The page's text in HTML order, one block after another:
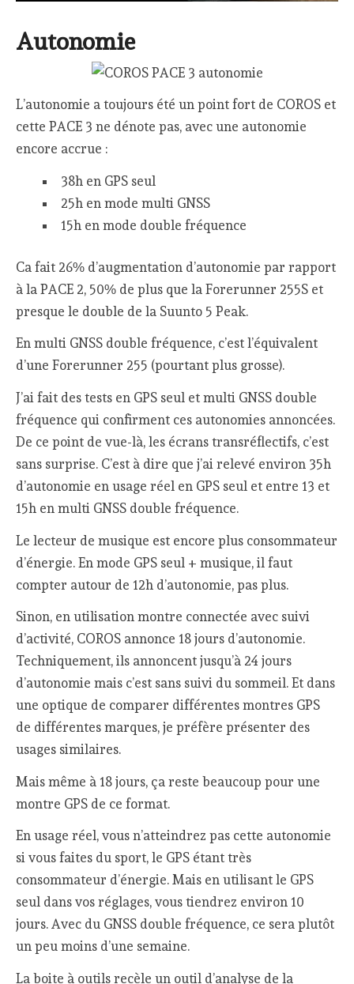
Autonomie
L’autonomie a toujours été un point fort de COROS et
cette PACE 3 ne dénote pas, avec une autonomie
encore accrue :
38h en GPS seul
25h en mode multi GNSS
15h en mode double fréquence
Ca fait 26% d’augmentation d’autonomie par rapport
à la PACE 2, 50% de plus que la Forerunner 255S et
presque le double de la Suunto 5 Peak.
En multi GNSS double fréquence, c’est l’équivalent
d’une Forerunner 255 (pourtant plus grosse).
J’ai fait des tests en GPS seul et multi GNSS double
fréquence qui confirment ces autonomies annoncées.
De ce point de vue-là, les écrans transréflectifs, c’est
sans surprise. C’est à dire que j’ai relevé environ 35h
d’autonomie en usage réel en GPS seul et entre 13 et
15h en multi GNSS double fréquence.
Le lecteur de musique est encore plus consommateur
d’énergie. En mode GPS seul + musique, il faut
compter autour de 12h d’autonomie, pas plus.
Sinon, en utilisation montre connectée avec suivi
d’activité, COROS annonce 18 jours d’autonomie.
Techniquement, ils annoncent jusqu’à 24 jours
d’autonomie mais c’est sans suivi du sommeil. Et dans
une optique de comparer différentes montres GPS
de différentes marques, je préfère présenter des
usages similaires.
Mais même à 18 jours, ça reste beaucoup pour une
montre GPS de ce format.
En usage réel, vous n’atteindrez pas cette autonomie
si vous faites du sport, le GPS étant très
consommateur d’énergie. Mais en utilisant le GPS
seul dans vos réglages, vous tiendrez environ 10
jours. Avec du GNSS double fréquence, ce sera plutôt
un peu moins d’une semaine.
La boite à outils recèle un outil d’analyse de la